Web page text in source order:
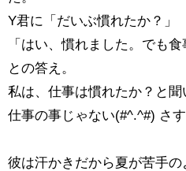
Y君に「だいぶ慣れたか？」
「はい、慣れました。でも
との答え。
私は、仕事は慣れたか？と
仕事の事じゃない(#^.^#) さす
彼は汗かきだから夏が苦手